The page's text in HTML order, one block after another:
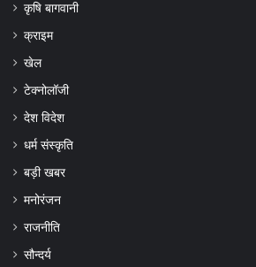
कृषि बागवानी
क्राइम
खेल
टेक्नोलॉजी
देश विदेश
धर्म संस्कृति
बड़ी खबर
मनोरंजन
राजनीति
सौन्दर्य